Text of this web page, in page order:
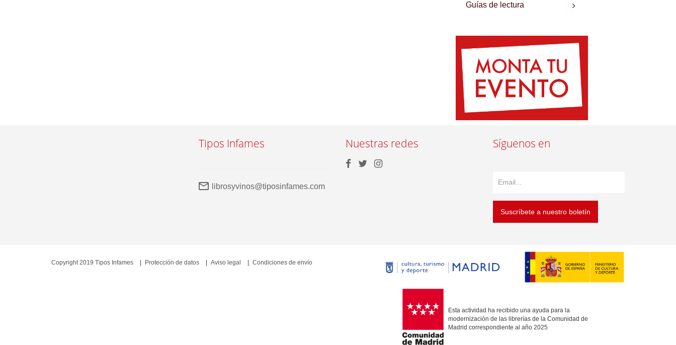
Guías de lectura
Tipos Infames
librosyvinos@tiposinfames.com
Nuestras redes Síguenos en
Suscríbete a nuestro boletín
Esta actividad ha recibido una ayuda para la
modernización de las librerías de la Comunidad de
Madrid correspondiente al año 2025
Copyright 2019 Tipos Infames Protección de datos Aviso legal Condiciones de envío